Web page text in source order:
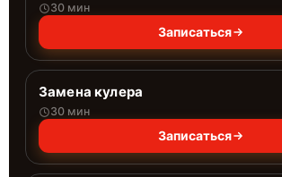
30 мин
Записаться
Замена кулера
30 мин
Записаться